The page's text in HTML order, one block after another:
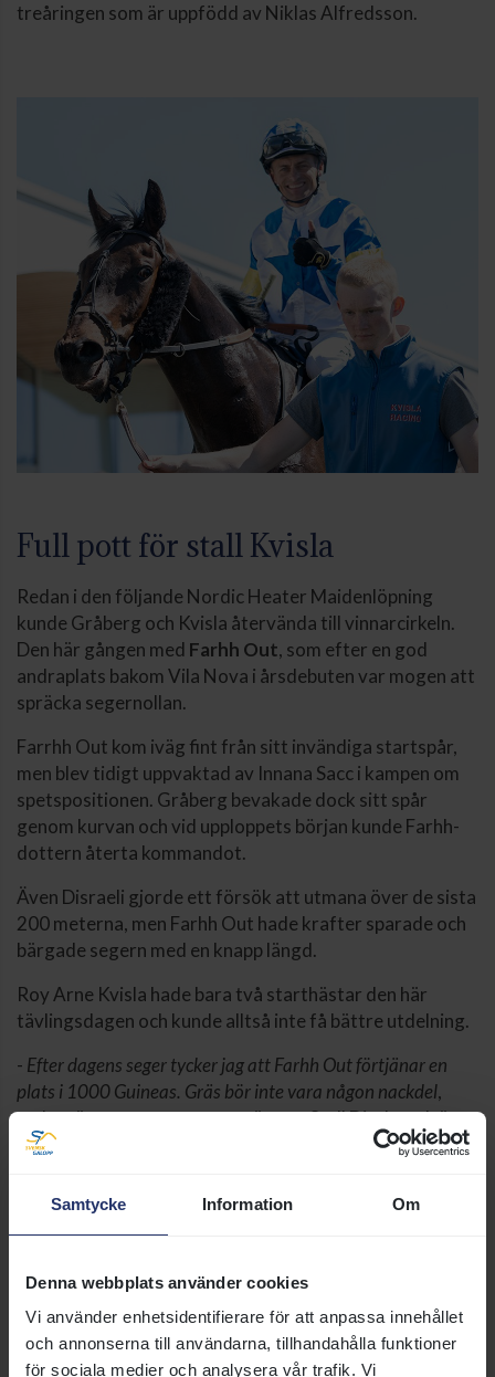
Samtycke Information Om
Denna webbplats använder cookies
Vi använder enhetsidentifierare för att anpassa innehållet
och annonserna till användarna, tillhandahålla funktioner
för sociala medier och analysera vår trafik. Vi
treåringen som är uppfödd av Niklas Alfredsson.
Full pott för stall Kvisla
Redan i den följande Nordic Heater Maidenlöpning
kunde Gråberg och Kvisla återvända till vinnarcirkeln.
Den här gången med Farhh Out, som efter en god
andraplats bakom Vila Nova i årsdebuten var mogen att
spräcka segernollan.
Farrhh Out kom iväg fint från sitt invändiga startspår,
men blev tidigt uppvaktad av Innana Sacc i kampen om
spetspositionen. Gråberg bevakade dock sitt spår
genom kurvan och vid upploppets början kunde Farhh-
dottern återta kommandot.
Även Disraeli gjorde ett försök att utmana över de sista
200 meterna, men Farhh Out hade krafter sparade och
bärgade segern med en knapp längd.
Roy Arne Kvisla hade bara två starthästar den här
tävlingsdagen och kunde alltså inte få bättre utdelning.
- Efter dagens seger tycker jag att Farhh Out förtjänar en
plats i 1000 Guineas. Gräs bör inte vara någon nackdel,
sade tränaren om stoet som ägs av Stall Direkt och är
uppfött av Egendomsmäklarna i Slöta AB.